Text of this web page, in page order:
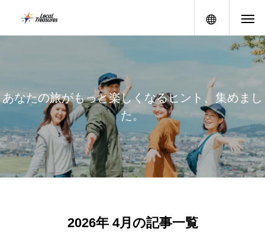
メニュー
あなたの旅がもっと楽しく なるヒ ン ト 、 集め ま し
た。
2026年 4月の記事一覧